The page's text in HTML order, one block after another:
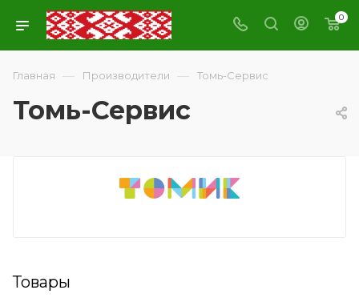
0
Главная — Производители — Томь-Сервис
Томь-Сервис
Товары